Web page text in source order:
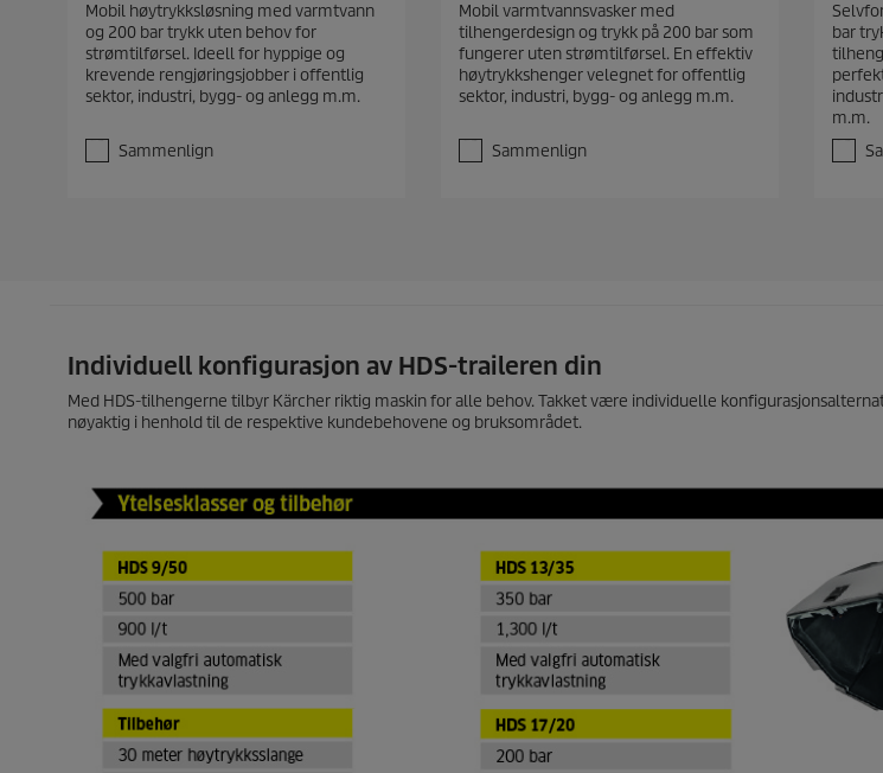
0
a
v
5
s
e
Mobil høytrykksløsning med varmtvann
og 200 bar trykk uten behov for
strømtilførsel. Ideell for hyppige og
krevende rengjøringsjobber i offentlig
sektor, industri, bygg- og anlegg m.m.
Sammenlign
0
a
v
5
s
e
Mobil varmtvannsvasker med
tilhengerdesign og trykk på 200 bar som
fungerer uten strømtilførsel. En effektiv
høytrykkshenger velegnet for offentlig
sektor, industri, bygg- og anlegg m.m.
Sammenlign
0
a
v
5
s
t
e
bar
m.m.
Individuell konfigurasjon av HDS-traileren din
Med HDS-tilhengerne tilbyr Kärcher riktig maskin for alle behov. Takket være individuelle
nøyaktig i henhold til de respektive kundebehovene og bruksområdet.